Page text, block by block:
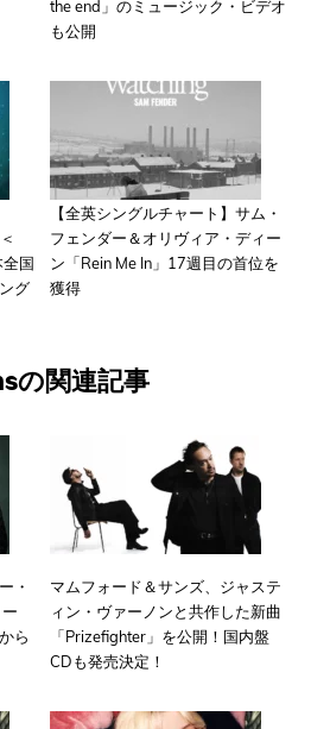
the end」のミュージック・ビデオ
も公開
国
グ
【全英シングルチャート】サム・
フェンダー＆オリヴィア・ディー
ン「Rein Me In」17週目の首位を
獲得
関連記事
・
ら
マムフォード＆サンズ、ジャステ
ィン・ヴァーノンと共作した新曲
「Prizefighter」を公開！国内盤
CDも発売決定！